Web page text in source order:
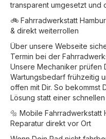
transparent umgesetzt und
🚲 Fahrradwerkstatt
& direkt weiterrollen
Über unsere Webseite
Termin bei der
Unsere Mechaniker prüfen
Wartungsbedarf frühzeitig
offen mit Dir. So bekommst
Lösung statt einer
🔩 Mobile Fahrradwerkstatt
Reparatur direkt vor Ort